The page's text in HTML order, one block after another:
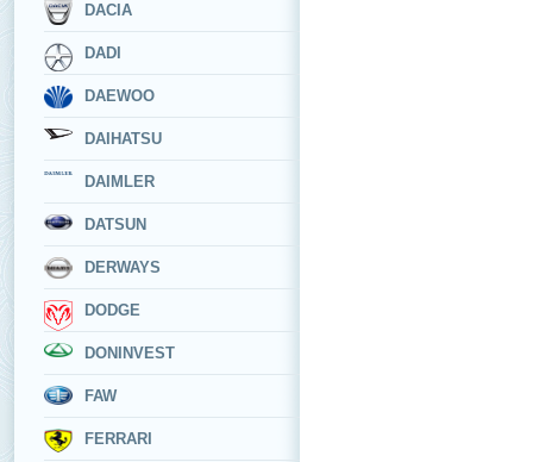
DACIA
DADI
DAEWOO
DAIHATSU
DAIMLER
DATSUN
DERWAYS
DODGE
DONINVEST
FAW
FERRARI